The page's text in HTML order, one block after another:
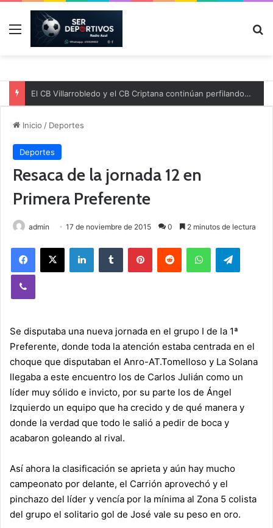
Menú
El CB Villarrobledo y el CB Criptana continúan perfilando sus plantillas
Inicio / Deportes
Deportes
Resaca de la jornada 12 en
Primera Preferente
admin 17 de noviembre de 2015 0 2 minutos de lectura
Se disputaba una nueva jornada en el grupo I de la 1ª
Preferente, donde toda la atención estaba centrada en el
choque que disputaban el Anro-AT.Tomelloso y La Solana
llegaba a este encuentro los de Carlos Julián como un
líder muy sólido e invicto, por su parte los de Ángel
Izquierdo un equipo que ha crecido y de qué manera y
donde la verdad que todo le salió a pedir de boca y
acabaron goleando al rival.
Así ahora la clasificación se aprieta y aún hay mucho
campeonato por delante, el Carrión aprovechó y el
pinchazo del líder y vencía por la mínima al Zona 5 colista
del grupo el solitario gol de José vale su peso en oro.